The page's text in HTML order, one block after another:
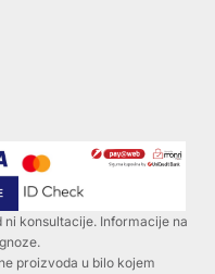
konsultacije. Informacije na
proizvoda u bilo kojem